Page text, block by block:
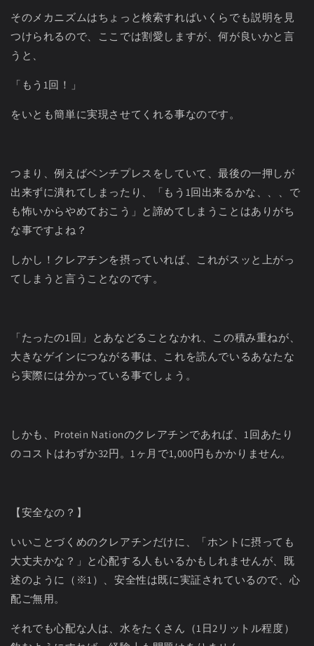
そのメカニズムはちょっと検索すればいくらでも説明を見
つけられるので、ここでは割愛しますが、何が良いかと言
うと、
「もう 1回！」
をいとも簡単に実現させてくれる事なのです。
つまり、例えばベンチプレスをしていて、最後の一押しが
出来ずに潰れてしまったり、「もう 1回出来るかな、、、で
も怖いからやめておこう」と諦めてしまうことはありがち
な事ですよね？
しかし！クレアチンを摂っていれば、これがスッと上がっ
てしまうと言うことなのです。
「たったの1回」とあなどることなかれ、この積み重ねが、
大きなゲインにつながる事は、これを読んでいるあなたな
ら実際には分かっている事でしょう。
しかも、 Protein Nationのクレアチンであれば、1回あたり
のコストはわずか32円。1 ヶ月で1,000円もかかりません。
【安全なの？】
いいことづくめのクレアチンだけに、「ホントに摂っても
大丈夫かな？」と心配する人もいるかもしれませんが、既
述のように（※1 ）、安全性は既に実証されているので、心
配ご無用。
それでも心配な人は、水をたくさん（1 日2 リットル程度）